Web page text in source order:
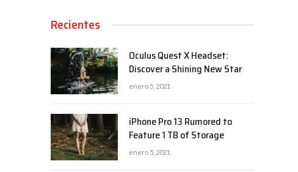
Recientes
Oculus Quest X Headset:
Discover a Shining New Star
enero 5, 2021
iPhone Pro 13 Rumored to
Feature 1 TB of Storage
enero 5, 2021